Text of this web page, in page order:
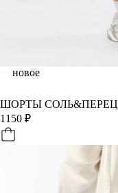
новое
ШОРТЫ СОЛЬ&ПЕРЕЦ
1150 ₽